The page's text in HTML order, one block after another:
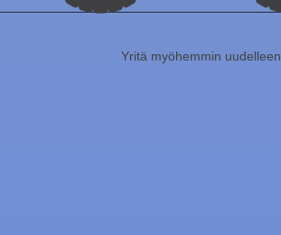
Yritä myöhemmin uudelleen.